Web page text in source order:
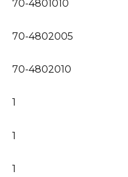
70-4801010
70-4802005
70-4802010
1
1
1